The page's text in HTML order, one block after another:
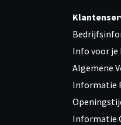
Info voor
Algemene
Informatie
Informatie